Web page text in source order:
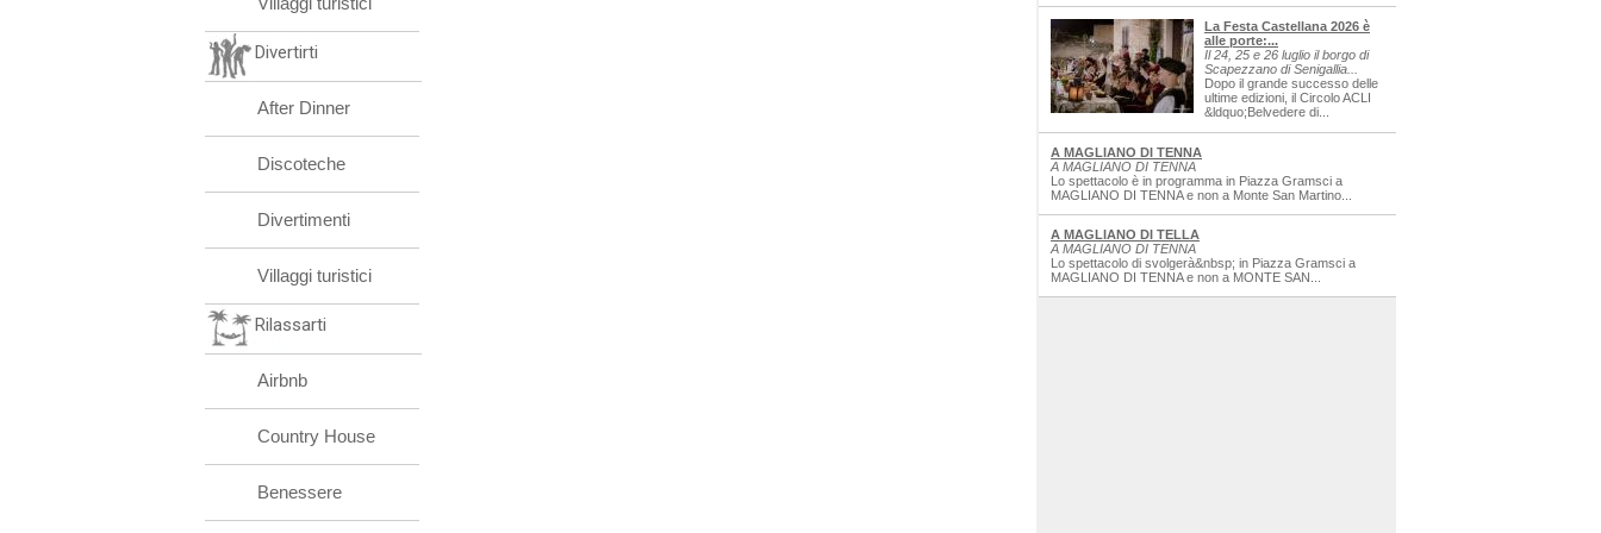
Divertirti
After Dinner
Discoteche
Divertimenti
Villaggi turistici
Rilassarti
Airbnb
Country House
Benessere
La Festa Castellana 2026 è
alle porte:...
Il 24, 25 e 26 luglio il borgo di
Scapezzano di Senigallia...
Dopo il grande successo delle
ultime edizioni, il Circolo ACLI
&ldquo;Belvedere di...
A MAGLIANO DI TENNA
A MAGLIANO DI TENNA
Lo spettacolo è in programma in Piazza Gramsci a
MAGLIANO DI TENNA e non a Monte San Martino...
A MAGLIANO DI TELLA
A MAGLIANO DI TENNA
Lo spettacolo di svolgerà&nbsp; in Piazza Gramsci a
MAGLIANO DI TENNA e non a MONTE SAN...